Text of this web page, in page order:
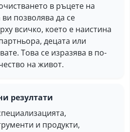
в ръцете на
позволява да се
всичко, което е наистина
децата или
Това се изразява в по-
на живот.
резултати
и продукти,